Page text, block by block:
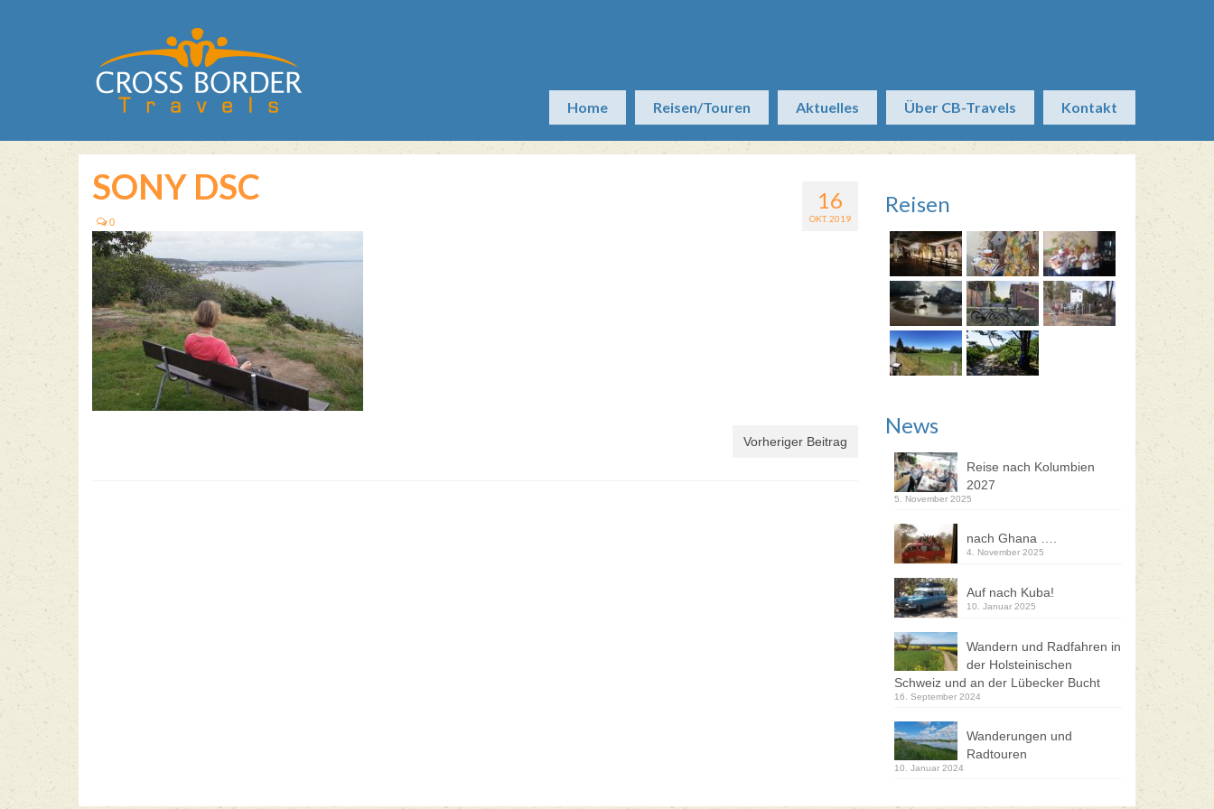
Home Reisen/Touren Aktuelles Über CB-Travels Kontakt
16
OKT. 2019
SONY DSC
0
Vorheriger Beitrag
Reisen
News
Reise nach Kolumbien
2027
5. November 2025
nach Ghana ….
4. November 2025
Auf nach Kuba!
10. Januar 2025
Wandern und Radfahren in
der Holsteinischen
Schweiz und an der Lübecker Bucht
16. September 2024
Wanderungen und
Radtouren
10. Januar 2024